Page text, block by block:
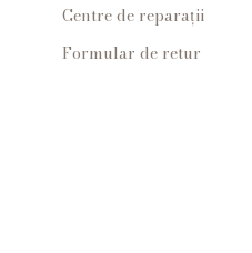
Centre de reparații
Formular de retur